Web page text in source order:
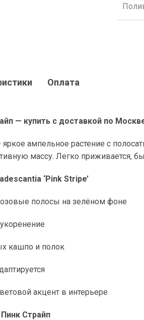
Оплата
— купить с доставкой по
яркое ампельное растение с
массу. Легко приживается,
‘Pink Stripe’
полосы на зелёном фоне
кашпо и полок
акцент в интерьере
Страйп